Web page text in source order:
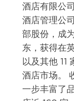
酒店有限公
酒店管理公
部股份，成
东，获得在
以及其他 11
酒店市场。
一步丰富了